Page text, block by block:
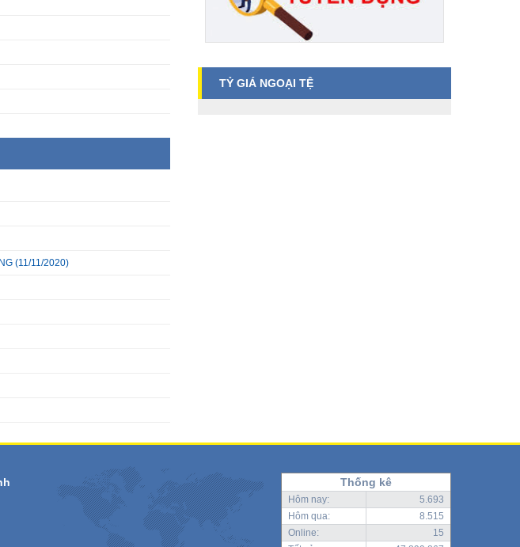
(11/11/2020)
TỶ GIÁ NGOẠI TỆ
Thống kê
Hôm nay:
5.693
Hôm qua:
8.515
Online:
15